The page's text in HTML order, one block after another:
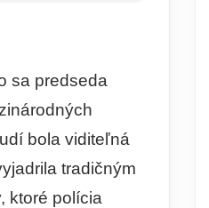
sa predseda
bola viditeľná
tradičným
ktoré polícia